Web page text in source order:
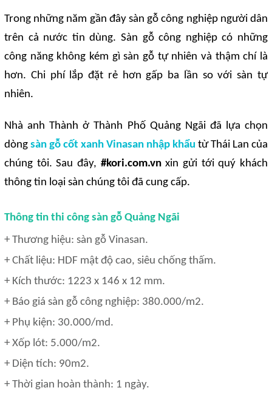
Trong những năm gần đây sàn gỗ công nghiệp người dân
trên cả nước tin dùng. Sàn gỗ công nghiệp có những
công năng không kém gì sàn gỗ tự nhiên và thậm chí là
hơn. Chi phí lắp đặt rẻ hơn gấp ba lần so với sàn tự
nhiên.
Nhà anh Thành ở Thành Phố Quảng Ngãi đã lựa chọn
dòng sàn gỗ cốt xanh Vinasan nhập khẩu từ Thái Lan của
chúng tôi. Sau đây, #kori.com.vnxin gửi tới quý khách
thông tin loại sàn chúng tôi đã cung cấp.
Thông tin thi công sàn gỗ Quảng Ngãi
+ Thương hiệu: sàn gỗ Vinasan.
+ Chất liệu: HDF mật độ cao, siêu chống thấm.
+ Kích thước: 1223 x 146 x 12 mm.
+ Báo giá sàn gỗ công nghiệp: 380.000/m2.
+ Phụ kiện: 30.000/md.
+ Xốp lót: 5.000/m2.
+ Diện tích: 90m2.
+ Thời gian hoàn thành: 1 ngày.